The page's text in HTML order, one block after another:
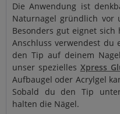
Die Anwendung ist
Naturnagel gründlich vor
Besonders gut eignet
Anschluss verwendest du
den Tip auf deinem
unser spezielles Xpress
Aufbaugel oder Acrylgel
Sobald du den Tip
halten die Nägel.